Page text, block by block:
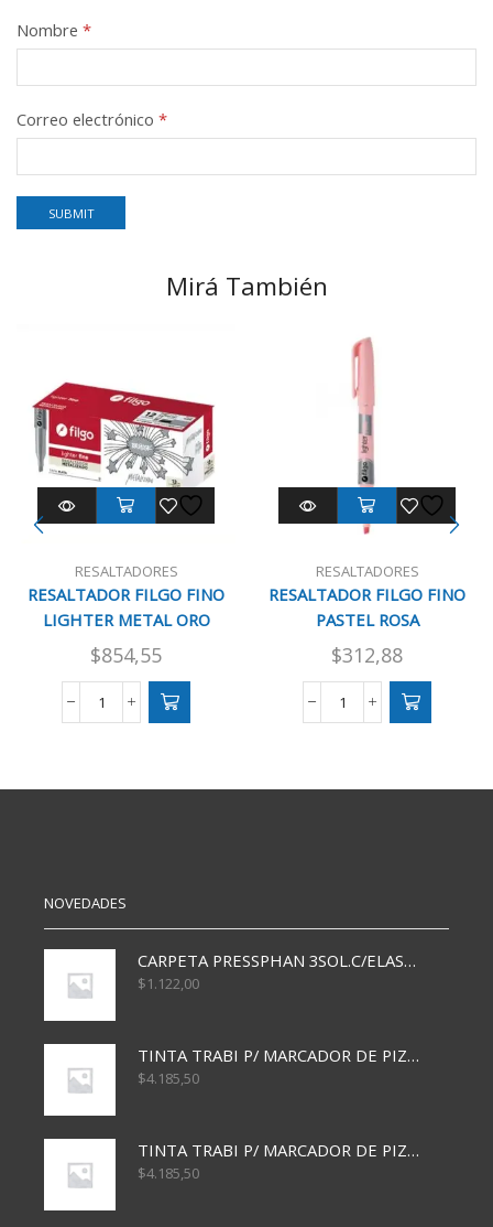
Nombre *
Correo electrónico *
Mirá También
RESALTADORES
RESALTADOR FILGO FINO
LIGHTER METAL ORO
$854,55
RESALTADOR
METAL
RESALTADORES
RESALTADOR FILGO FINO
PASTEL ROSA
$312,88
RESALTADOR
ROSA
NOVEDADES
CARPETA PRESSPHAN 3SOL.C/ELAST MARRON A4 P01A
$1.122,00
TINTA TRABI P/ MARCADOR DE PIZARRA x30ml AZUL
$4.185,50
TINTA TRABI P/ MARCADOR DE PIZARRA x30ml ROJO
$4.185,50